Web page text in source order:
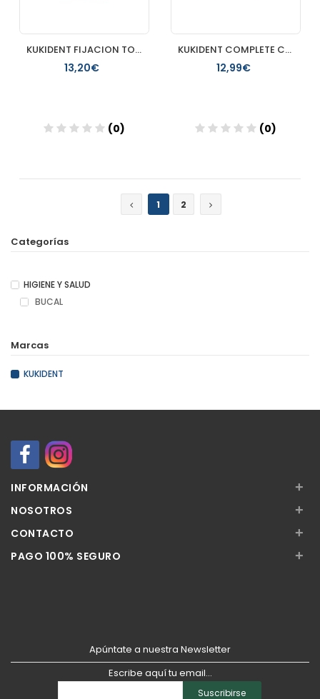
KUKIDENT FIJACION TODO EL DIA NEUTRO 2 TUBOS 47 G SIN SABOR
13,20€
(0)
KUKIDENT COMPLETE CLASICO 70 G
12,99€
(0)
1
2
Categorías
HIGIENE Y SALUD
BUCAL
Marcas
KUKIDENT
INFORMACIÓN +
NOSOTROS +
CONTACTO +
PAGO 100% SEGURO +
Apúntate a nuestra Newsletter
Escribe aquí tu email...
Suscribirse